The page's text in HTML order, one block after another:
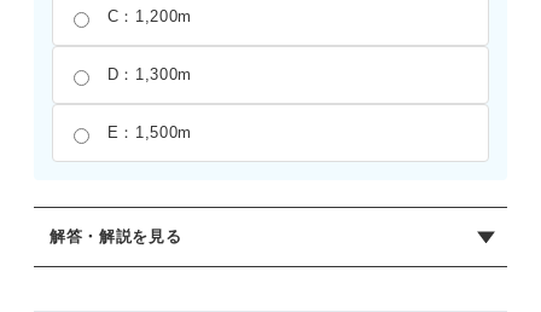
C：1,200m
D：1,300m
E：1,500m
解答・解説を見る